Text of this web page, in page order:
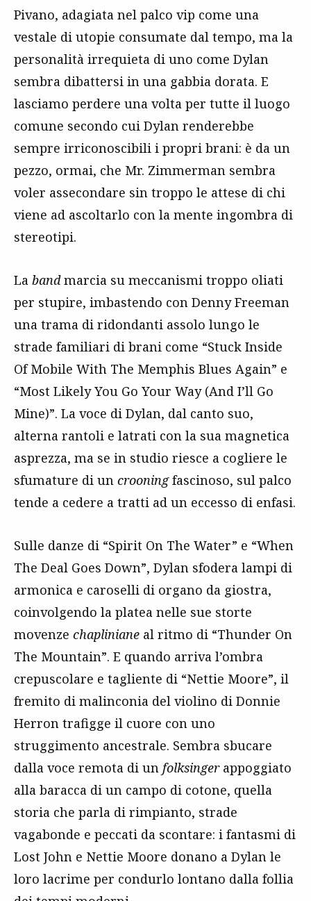
Pivano, adagiata nel palco vip come una
vestale di utopie consumate dal tempo, ma la
personalità irrequieta di uno come Dylan
sembra dibattersi in una gabbia dorata. E
lasciamo perdere una volta per tutte il luogo
comune secondo cui Dylan renderebbe
sempre irriconoscibili i propri brani: è da un
pezzo, ormai, che Mr. Zimmerman sembra
voler assecondare sin troppo le attese di chi
viene ad ascoltarlo con la mente ingombra di
stereotipi.
La bandmarcia su meccanismi troppo oliati
per stupire, imbastendo con Denny Freeman
una trama di ridondanti assolo lungo le
strade familiari di brani come “Stuck Inside
Of Mobile With The Memphis Blues Again” e
“Most Likely You Go Your Way (And I’ll Go
Mine)”. La voce di Dylan, dal canto suo,
alterna rantoli e latrati con la sua magnetica
asprezza, ma se in studio riesce a cogliere le
sfumature di un crooningfascinoso, sul palco
tende a cedere a tratti ad un eccesso di enfasi.
Sulle danze di “Spirit On The Water” e “When
The Deal Goes Down”, Dylan sfodera lampi di
armonica e caroselli di organo da giostra,
coinvolgendo la platea nelle sue storte
movenze chapliniane al ritmo di “Thunder On
The Mountain”. E quando arriva l’ombra
crepuscolare e tagliente di “Nettie Moore”, il
fremito di malinconia del violino di Donnie
Herron trafigge il cuore con uno
struggimento ancestrale. Sembra sbucare
dalla voce remota di un folksingerappoggiato
alla baracca di un campo di cotone, quella
storia che parla di rimpianto, strade
vagabonde e peccati da scontare: i fantasmi di
Lost John e Nettie Moore donano a Dylan le
loro lacrime per condurlo lontano dalla follia